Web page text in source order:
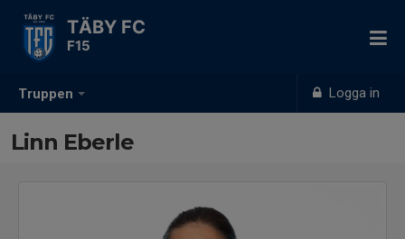
Truppen Logga in
TÄBY FC
F15
Linn Eberle